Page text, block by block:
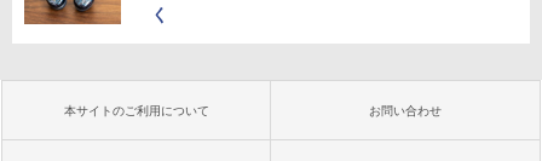
く
本サイトのご利用について お問い合わせ